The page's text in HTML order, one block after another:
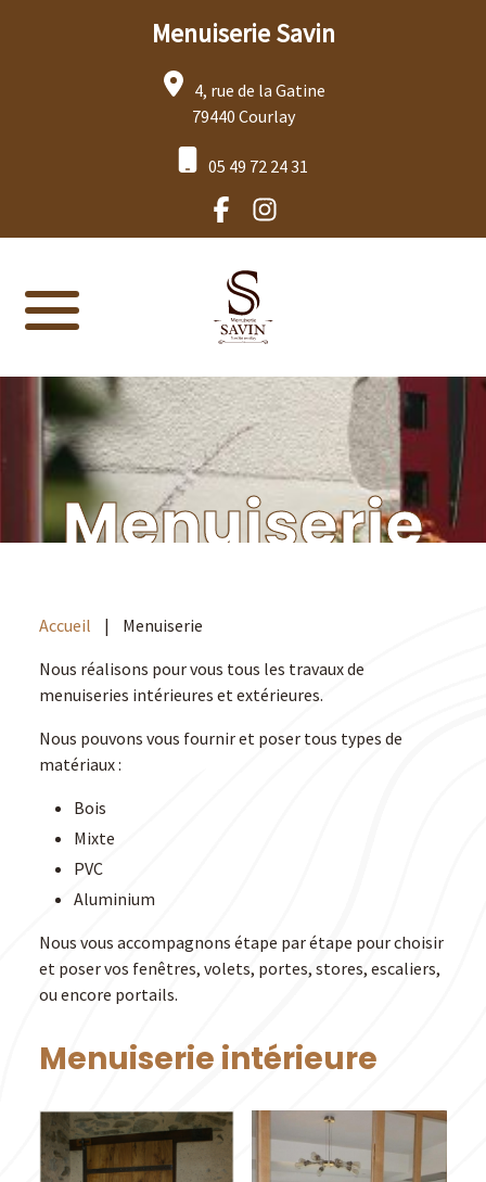
Menuiserie Savin
4, rue de la Gatine
79440 Courlay
05 49 72 24 31
Menuiserie
Accueil |
Menuiserie
Nous réalisons pour vous tous les travaux de
menuiseries intérieures et extérieures.
Nous pouvons vous fournir et poser tous types de
matériaux :
Bois
Mixte
PVC
Aluminium
Nous vous accompagnons étape par étape pour choisir
et poser vos fenêtres, volets, portes, stores, escaliers,
ou encore portails.
Menuiserie intérieure